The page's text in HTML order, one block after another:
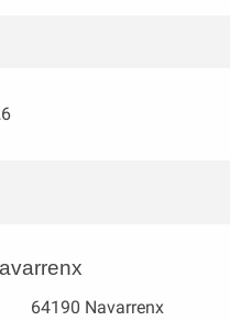
64190 Navarrenx